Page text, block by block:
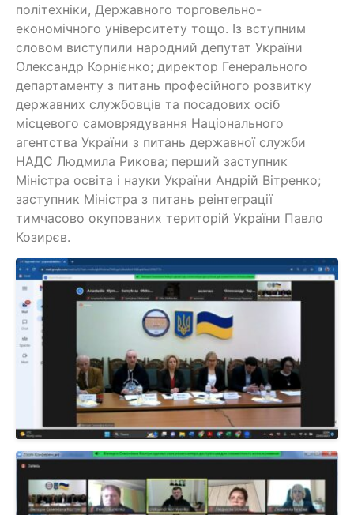
політехніки, Державного торговельно-
економічного університету тощо. Із вступним
словом виступили народний депутат України
Олександр Корнієнко; директор Генерального
департаменту з питань професійного розвитку
державних службовців та посадових осіб
місцевого самоврядування Національного
агентства України з питань державної служби
НАДС Людмила Рикова; перший заступник
Міністра освіта і науки України Андрій Вітренко;
заступник Міністра з питань реінтеграції
тимчасово окупованих територій України Павло
Козирєв.